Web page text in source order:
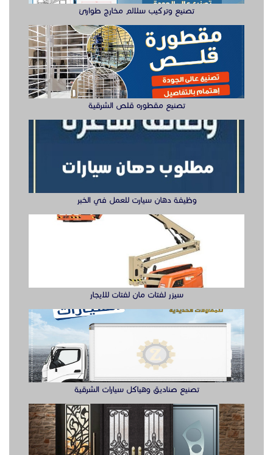
تصنيع وتركيب سلالم مخارج طوارئ
تصنيع مقطوره قلص الشرقية
وظيفة دهان سيارت للعمل في الخبر
سيزر لفتات مان لفتات للايجار
تصنيع صناديق وهياكل سيارات الشرقية